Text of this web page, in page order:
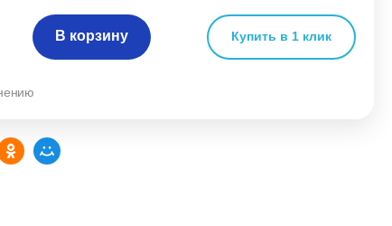
В корзину Купить в 1 клик